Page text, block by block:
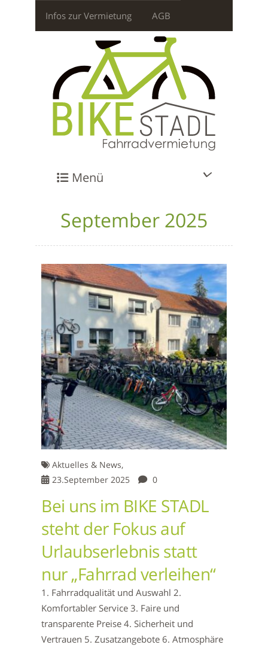
Infos zur Vermietung AGB
Menü
September 2025
Aktuelles & News,
23.September 2025
0
Bei uns im BIKE STADL
steht der Fokus auf
Urlaubserlebnis statt
nur „Fahrrad verleihen“
1. Fahrradqualität und Auswahl 2.
Komfortabler Service 3. Faire und
transparente Preise 4. Sicherheit und
Vertrauen 5. Zusatzangebote 6. Atmosphäre